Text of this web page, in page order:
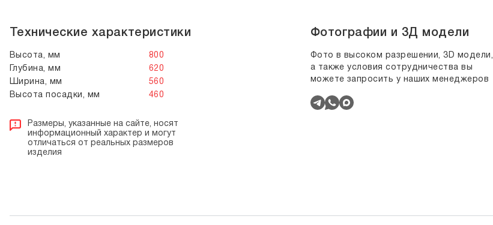
Технические характеристики
Высота, мм
800
Глубина, мм
620
Ширина, мм
560
Высота посадки, мм
460
Размеры, указанные на сайте, носят
информационный характер и могут
отличаться от реальных размеров
изделия
Фотографии и 3Д модели
Фото в высоком разрешении, 3D модели,
а также условия сотрудничества вы
можете запросить у наших менеджеров